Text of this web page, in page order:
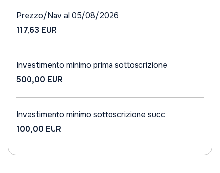
Prezzo/Nav al 05/08/2026
117,63 EUR
Investimento minimo prima sottoscrizione
500,00 EUR
Investimento minimo sottoscrizione succ
100,00 EUR